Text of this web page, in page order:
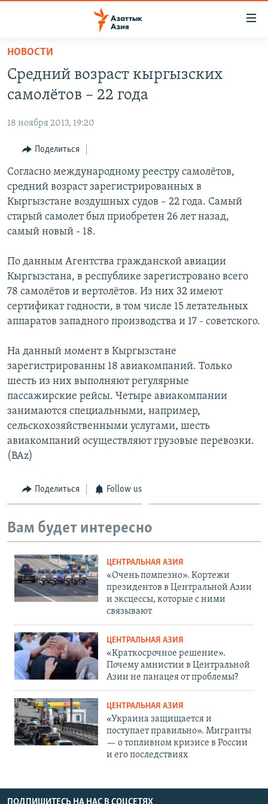
Вернуться
основному
содержанию
навигации
Вернутся
поиску
УЗБЕКИСТАН
ТАДЖИКИСТАН
НОВОСТИ
НА ДРУГИХ ЯЗЫКАХ
ҚАЗАҚША
КЫРГЫЗЧА
ЎЗБЕКЧА
ТОҶИКӢ
TÜRKMENÇE
Все сайты РСЕ/РС
НОВОСТИ
Средний возраст кыргызских
самолётов – 22 года
18 ноября 2013, 19:20
Поделиться
Согласно международному реестру самолётов,
средний возраст зарегистрированных в
Кыргызстане воздушных судов – 22 года. Самый
старый самолет был приобретен 26 лет назад,
самый новый - 18.
По данным Агентства гражданской авиации
Кыргызстана, в республике зарегистровано всего
78 самолётов и вертолётов. Из них 32 имеют
сертификат годности, в том числе 15 летательных
аппаратов западного производства и 17 - советского.
На данный момент в Кыргызстане
зарегистрированны 18 авиакомпаний. Только
шесть из них выполняют регулярные
пассажирские рейсы. Четыре авиакомпании
занимаются специальными, например,
сельскохозяйственными услугами, шесть
авиакомпаний осуществляют грузовые перевозки.
(BAz)
Поделиться Follow us
Вам будет интересно
ЦЕНТРАЛЬНАЯ АЗИЯ
«Очень помпезно». Кортежи
президентов в Центральной Азии
и эксцессы, которые с ними
связывают
ЦЕНТРАЛЬНАЯ АЗИЯ
«Краткосрочное решение».
Почему амнистии в Центральной
Азии не панацея от проблемы?
ЦЕНТРАЛЬНАЯ АЗИЯ
«Украина защищается и
поступает правильно». Мигранты
— о топливном кризисе в России
и его последствиях